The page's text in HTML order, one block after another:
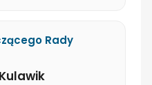
Rady